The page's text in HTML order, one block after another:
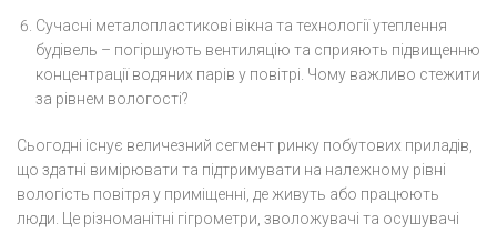
Сучасні металопластикові вікна та технології утеплення
будівель – погіршують вентиляцію та сприяють підвищенню
концентрації водяних парів у повітрі. Чому важливо стежити
за рівнем вологості?
Сьогодні існує величезний сегмент ринку побутових приладів,
що здатні вимірювати та підтримувати на належному рівні
вологість повітря у приміщенні, де живуть або працюють
люди. Це різноманітні гігрометри, зволожувачі та осушувачі